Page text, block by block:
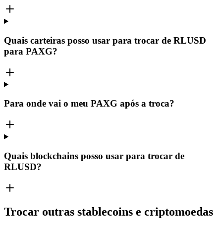
Quais carteiras posso usar para trocar de RLUSD
para PAXG?
Para onde vai o meu PAXG após a troca?
Quais blockchains posso usar para trocar de
RLUSD?
Trocar outras stablecoins e criptomoedas